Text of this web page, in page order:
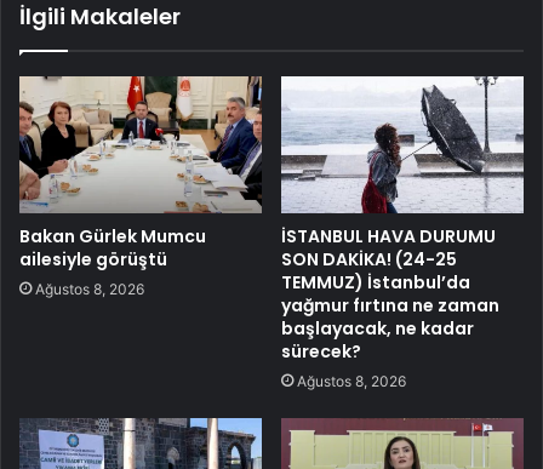
İlgili Makaleler
Bakan Gürlek Mumcu
ailesiyle görüştü
Ağustos 8, 2026
İSTANBUL HAVA DURUMU
SON DAKİKA! (24-25
TEMMUZ) İstanbul’da
yağmur fırtına ne zaman
başlayacak, ne kadar
sürecek?
Ağustos 8, 2026